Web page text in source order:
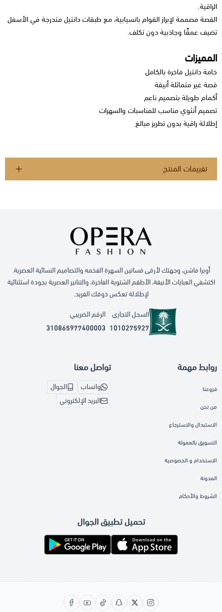
الراقية.
القصة مصممة لإبراز القوام بانسيابية، مع طبقات دانتيل متدرجة في الأسفل
تضيف عمقًا وجاذبية دون تكلف.
المميزات
خامة دانتيل فاخرة بالكامل
قصة غير متماثلة أنيقة
أكمام طويلة بتصميم ناعم
تصميم أنثوي مناسب للمناسبات والسهرات
إطلالة راقية بدون تطريز مبالغ
تقييمات المنتج
أوبرا فاشن، وجهتك لأرقى فساتين السهرة الفخمه والتصاميم النسائية العصرية.
اكتشفي العبايات الأنيقة، الأطقم الشتوية الفاخرة، والتنانير العصرية بجودة استثنائية
لإطلالة تعكس ذوقك الفريد.
السجل التجاري
1010275927
الرقم الضريبي
310865977400003
روابط مهمة
فروعنا
من نحن
الاستبدال والاسترجاع
التسويق بالعمولة
الاستخدام و الخصوصية
المدونة
الشروط والأحكام
تواصل معنا
واتساب
الجوال
البريد الإلكتروني
تحميل تطبيق الجوال